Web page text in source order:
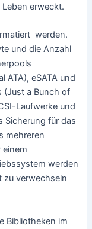
erweckt.
werden.
und die Anzahl
ATA), eSATA und
(Just a Bunch of
Laufwerke und
Sicherung für das
mehreren
einem
werden
zu verwechseln
Bibliotheken im